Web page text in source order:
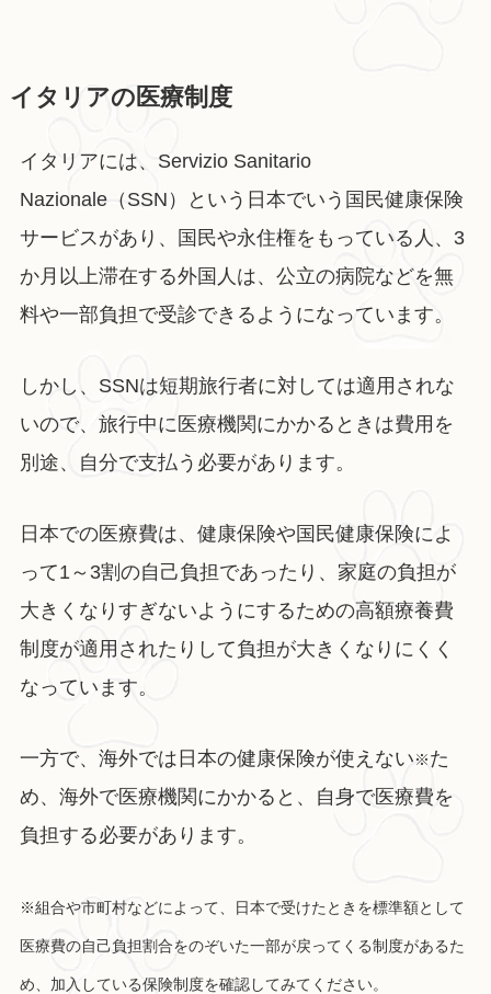
イタリアの医療制度
イタリアには、Servizio Sanitario
Nazionale（SSN）という日本でいう国民健康保険
サービスがあり、国民や永住権をもっている人、3
か月以上滞在する外国人は、公立の病院などを無
料や一部負担で受診できるようになっています。
しかし、SSNは短期旅行者に対しては適用されな
いので、旅行中に医療機関にかかるときは費用を
別途、自分で支払う必要があります。
日本での医療費は、健康保険や国民健康保険によ
って1～3割の自己負担であったり、家庭の負担が
大きくなりすぎないようにするための高額療養費
制度が適用されたりして負担が大きくなりにくく
なっています。
一方で、海外では日本の健康保険が使えない※た
め、海外で医療機関にかかると、自身で医療費を
負担する必要があります。
※組合や市町村などによって、日本で受けたときを標準額として
医療費の自己負担割合をのぞいた一部が戻ってくる制度があるた
め、加入している保険制度を確認してみてください。